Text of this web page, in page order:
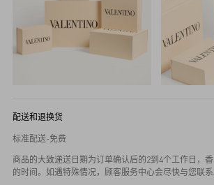
配送和退换货
标准配送-免费
商品的大致递送日期为订单确认后的2到4个工作日，
的时间。如遇特殊情况，顾客服务中心会尽快与您联系